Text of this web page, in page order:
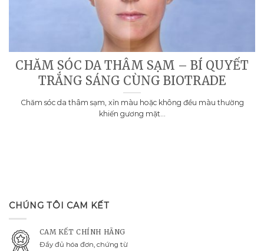
CHĂM SÓC DA THÂM SẠM – BÍ QUYẾT
TRẮNG SÁNG CÙNG BIOTRADE
Chăm sóc da thâm sạm, xỉn màu hoặc không đều màu thường
khiến gương mặt...
CHÚNG TÔI CAM KẾT
CAM KẾT CHÍNH HÃNG
Đầy đủ hóa đơn, chứng từ